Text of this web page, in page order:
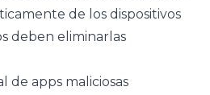
de los dispositivos
deben eliminarlas
de apps maliciosas